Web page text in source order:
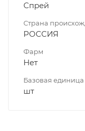
Спрей
Страна
РОССИЯ
Фарм
Нет
Базовая единица
шт